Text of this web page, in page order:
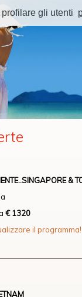
&
€ 1320
il programma!
gli utenti